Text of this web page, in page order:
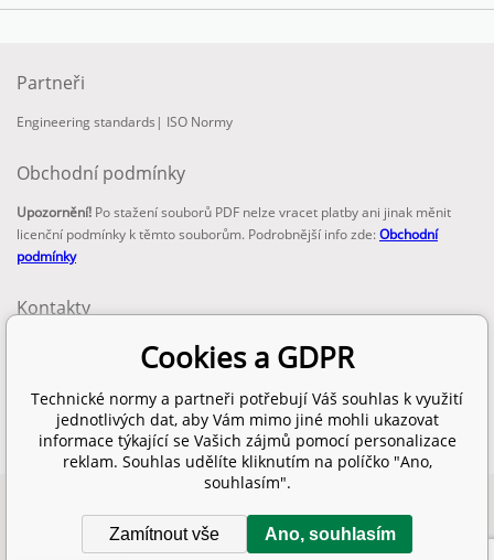
Partneři
Engineering standards | ISO Normy
Obchodní podmínky
Upozornění! Po stažení souborů PDF nelze vracet platby ani jinak měnit
licenční podmínky k těmto souborům. Podrobnější info zde:Obchodní
podmínky
Kontakty
info@technickenormy.cz
obchod@technickenormy.cz
Telefon:
+420 377 387 684
SITEMAP
Tento eshop dodala firma BINARGON.cz
Cookies a GDPR
Technické normy a partneři potřebují Váš souhlas k využití
jednotlivých dat, aby Vám mimo jiné mohli ukazovat
informace týkající se Vašich zájmů pomocí personalizace
reklam. Souhlas udělíte kliknutím na políčko "Ano,
souhlasím".
Zamítnout vše Ano, souhlasím